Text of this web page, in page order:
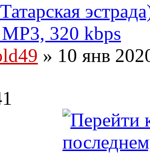
320 kbps
» 10 янв